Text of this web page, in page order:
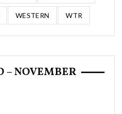
WESTERN WTR
– NOVEMBER